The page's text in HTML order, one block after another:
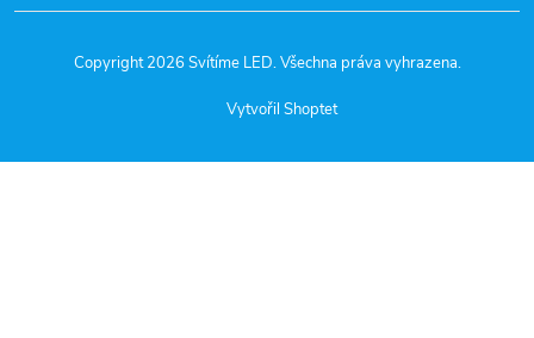
Vytvořil Shoptet
Copyright 2026 Svítíme LED. Všechna práva vyhrazena.